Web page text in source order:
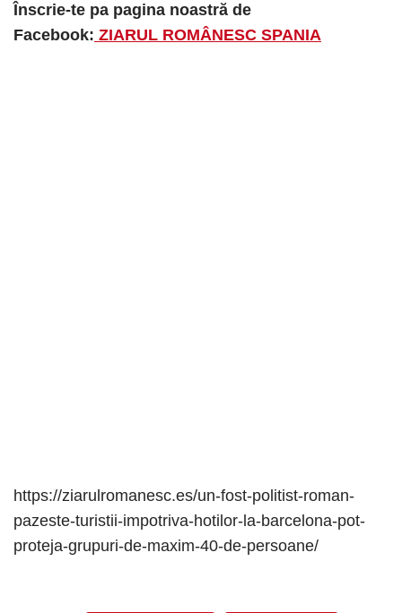
Înscrie-te pa pagina noastră de
Facebook: ZIARUL ROMÂNESC SPANIA
https://ziarulromanesc.es/un-fost-politist-roman-
pazeste-turistii-impotriva-hotilor-la-barcelona-pot-
proteja-grupuri-de-maxim-40-de-persoane/